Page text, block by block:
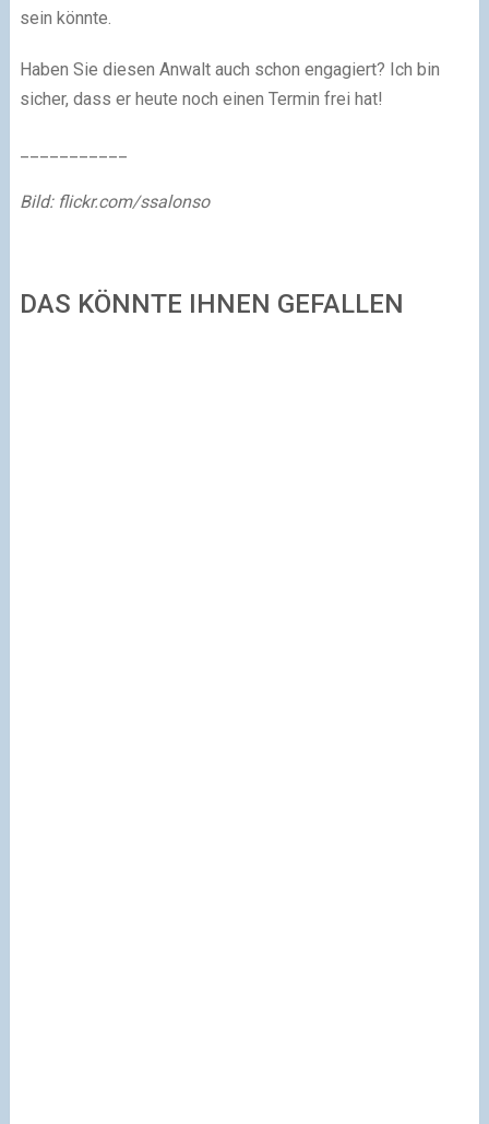
sein könnte.
Haben Sie diesen Anwalt auch schon engagiert? Ich bin
sicher, dass er heute noch einen Termin frei hat!
Bild: flickr.com/ssalonso
DAS KÖNNTE IHNEN GEFALLEN